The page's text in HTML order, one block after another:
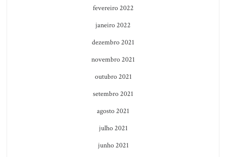
fevereiro 2022
janeiro 2022
dezembro 2021
novembro 2021
outubro 2021
setembro 2021
agosto 2021
julho 2021
junho 2021